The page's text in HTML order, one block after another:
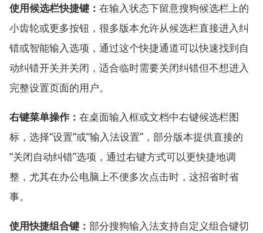
使用候选栏快捷键： 在输入状态下留意搜狗候选栏上的
小齿轮或更多按钮，很多版本允许从候选栏直接进入纠
错或智能输入选项，通过这个快捷通道可以快速找到自
动纠错开关并关闭，适合临时需要关闭纠错但不想进入
完整设置页面的用户。
右键菜单操作： 在桌面输入框或文档中右键候选栏图
标，选择“设置”或“输入法设置”，部分版本提供直接的
“关闭自动纠错”选项，通过右键方式可以更快捷地调
整，尤其在办公电脑上不便多次点击时，这招省时省
事。
使用快捷组合键： 部分搜狗输入法支持自定义组合键切